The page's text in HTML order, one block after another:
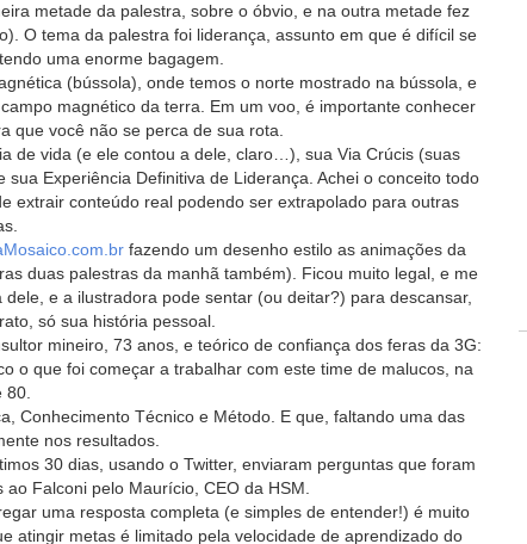
metade da palestra, sobre o óbvio, e na outra metade fez
O tema da palestra foi liderança, assunto em que é difícil se
uma enorme bagagem.
(bússola), onde temos o norte mostrado na bússola, e
magnético da terra. Em um voo, é importante conhecer
que você não se perca de sua rota.
de vida (e ele contou a dele, claro…), sua Via Crúcis (suas
Experiência Definitiva de Liderança. Achei o conceito todo
extrair conteúdo real podendo ser extrapolado para outras
fazendo um desenho estilo as animações da
duas palestras da manhã também). Ficou muito legal, e me
e a ilustradora pode sentar (ou deitar?) para descansar,
só sua história pessoal.
mineiro, 73 anos, e teórico de confiança dos feras da 3G:
o que foi começar a trabalhar com este time de malucos, na
80.
Conhecimento Técnico e Método. E que, faltando uma das
nos resultados.
30 dias, usando o Twitter, enviaram perguntas que foram
Falconi pelo Maurício, CEO da HSM.
uma resposta completa (e simples de entender!) é muito
atingir metas é limitado pela velocidade de aprendizado do